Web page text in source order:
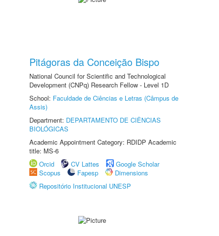
Pitágoras da Conceição Bispo
National Council for Scientific and Technological
Development (CNPq) Research Fellow - Level 1D
School: Faculdade de Ciências e Letras (Câmpus de
Assis)
Department: DEPARTAMENTO DE CIÊNCIAS
BIOLÓGICAS
Academic Appointment Category: RDIDP Academic
title: MS-6
Orcid
CV Lattes
Google Scholar
Scopus
Fapesp
Dimensions
Repositório Institucional UNESP